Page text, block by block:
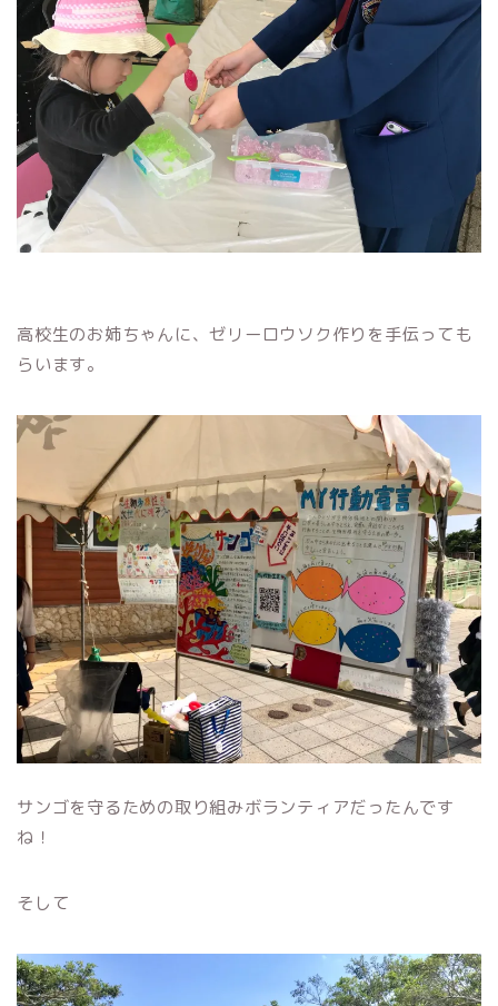
高校生のお姉ちゃんに、ゼリーロウソク作りを手伝っても
らいます。
サンゴを守るための取り組みボランティアだったんです
ね！
そして